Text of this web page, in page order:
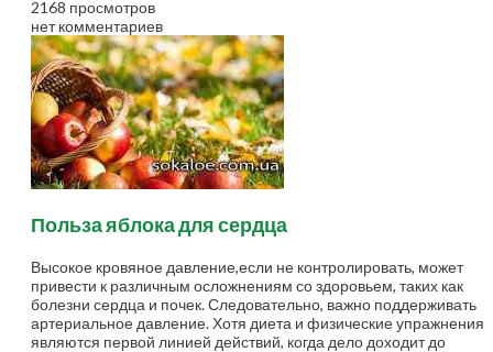
2168 просмотров
нет комментариев
Польза яблока для сердца
Высокое кровяное давление,если не контролировать, может
привести к различным осложнениям со здоровьем, таких как
болезни сердца и почек. Следовательно, важно поддерживать
артериальное давление. Хотя диета и физические упражнения
являются первой линией действий, когда дело доходит до